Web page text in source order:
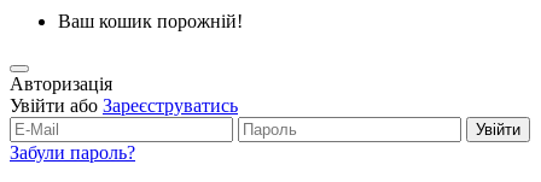
Ваш кошик порожній!
Авторизація
Увійти або Зареєструватись
Увійти
Забули пароль?